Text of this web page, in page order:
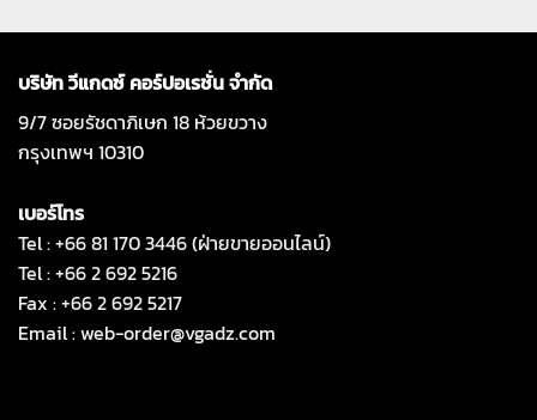
บริษัท วีแกดซ์ คอร์ปอเรชั่น จำกัด
9/7 ซอยรัชดาภิเษก 18 ห้วยขวาง
กรุงเทพฯ 10310
เบอร์โทร
Tel : +66 81 170 3446 (ฝ่ายขายออนไลน์)
Tel : +66 2 692 5216
Fax : +66 2 692 5217
Email :web-order@vgadz.com